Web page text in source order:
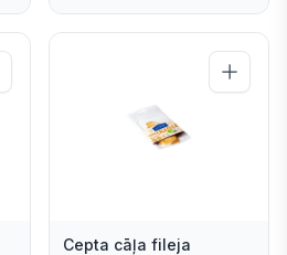
Cepta cāļa fileja